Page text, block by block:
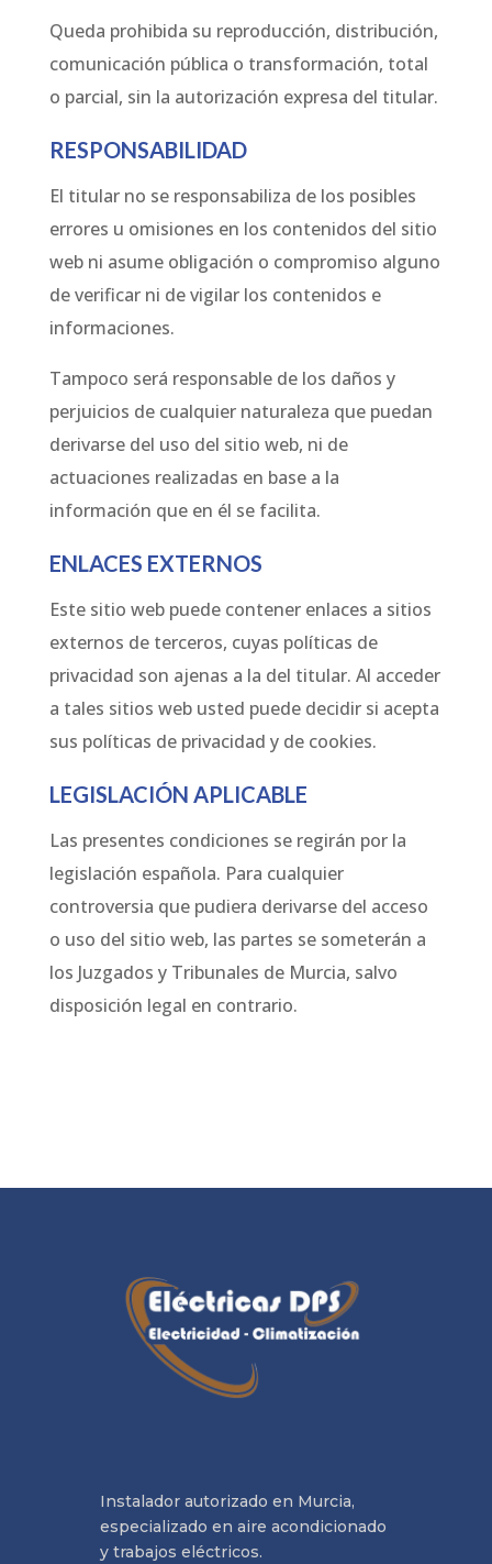
Queda prohibida su reproducción, distribución,
comunicación pública o transformación, total
o parcial, sin la autorización expresa del titular.
RESPONSABILIDAD
El titular no se responsabiliza de los posibles
errores u omisiones en los contenidos del sitio
web ni asume obligación o compromiso alguno
de verificar ni de vigilar los contenidos e
informaciones.
Tampoco será responsable de los daños y
perjuicios de cualquier naturaleza que puedan
derivarse del uso del sitio web, ni de
actuaciones realizadas en base a la
información que en él se facilita.
ENLACES EXTERNOS
Este sitio web puede contener enlaces a sitios
externos de terceros, cuyas políticas de
privacidad son ajenas a la del titular. Al acceder
a tales sitios web usted puede decidir si acepta
sus políticas de privacidad y de cookies.
LEGISLACIÓN APLICABLE
Las presentes condiciones se regirán por la
legislación española. Para cualquier
controversia que pudiera derivarse del acceso
o uso del sitio web, las partes se someterán a
los Juzgados y Tribunales de Murcia, salvo
disposición legal en contrario.
Instalador autorizado en Murcia,
especializado en aire acondicionado
y trabajos eléctricos.